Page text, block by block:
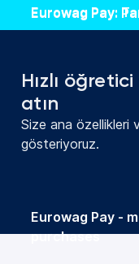
Eurowag Pay:
Eurowag Pay:
Hızlı
atın
Size ana özellikleri
gösteriyoruz.
Eurowag Pay -
purchases